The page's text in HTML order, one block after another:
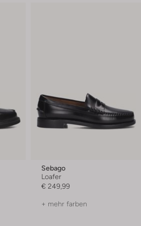
Sebago
Loafer
€ 249,99
+ mehr farben